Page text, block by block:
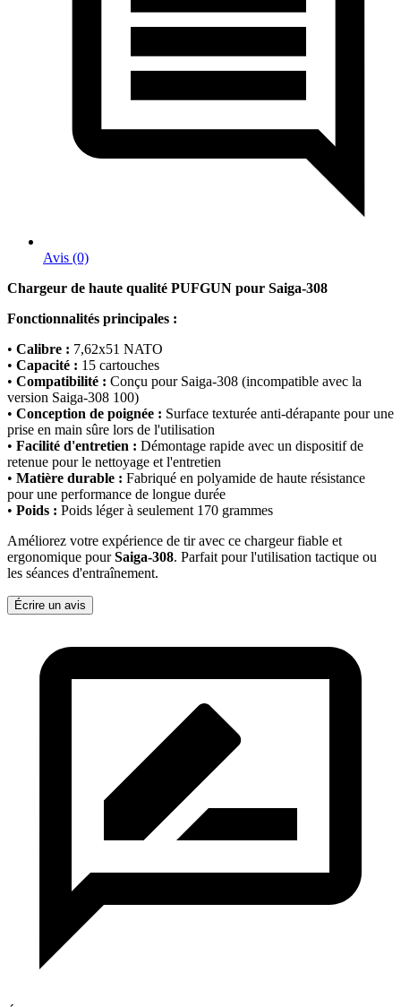
Avis (0)
Chargeur de haute qualité PUFGUN pour Saiga-308
Fonctionnalités principales :
• Calibre : 7,62x51 NATO
• Capacité : 15 cartouches
• Compatibilité : Conçu pour Saiga-308 (incompatible avec la
version Saiga-308 100)
• Conception de poignée : Surface texturée anti-dérapante pour une
prise en main sûre lors de l'utilisation
• Facilité d'entretien : Démontage rapide avec un dispositif de
retenue pour le nettoyage et l'entretien
• Matière durable : Fabriqué en polyamide de haute résistance
pour une performance de longue durée
• Poids : Poids léger à seulement 170 grammes
Améliorez votre expérience de tir avec ce chargeur fiable et
ergonomique pourSaiga-308. Parfait pour l'utilisation tactique ou
les séances d'entraînement.
Écrire un avis